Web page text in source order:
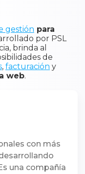
gestión para
por PSL
brinda al
de
, facturación y
web.
con más
una compañía